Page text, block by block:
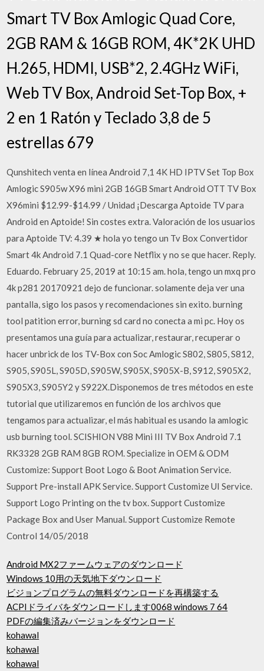
Smart TV Box Amlogic Quad Core,
2GB RAM & 16GB ROM, 4K*2K UHD
H.265, HDMI, USB*2, 2.4GHz WiFi,
Web TV Box, Android Set-Top Box, +
2 en 1 Ratón y Teclado 3,8 de 5
estrellas 679
Qunshitech venta en línea Android 7,1 4K HD IPTV Set Top Box
Amlogic S905w X96 mini 2GB 16GB Smart Android OTT TV Box
X96mini $12.99-$14.99 / Unidad ¡Descarga Aptoide TV para
Android en Aptoide! Sin costes extra. Valoración de los usuarios
para Aptoide TV: 4.39 ★ hola yo tengo un Tv Box Convertidor
Smart 4k Android 7.1 Quad-core Netflix y no se que hacer. Reply.
Eduardo. February 25, 2019 at 10:15 am. hola, tengo un mxq pro
4k p281 20170921 dejo de funcionar. solamente deja ver una
pantalla, sigo los pasos y recomendaciones sin exito. burning
tool patition error, burning sd card no conecta a mi pc. Hoy os
presentamos una guía para actualizar, restaurar, recuperar o
hacer unbrick de los TV-Box con Soc Amlogic S802, S805, S812,
S905, S905L, S905D, S905W, S905X, S905X-B, S912, S905X2,
S905X3, S905Y2 y S922X.Disponemos de tres métodos en este
tutorial que utilizaremos en función de los archivos que
tengamos para actualizar, el más habitual es usando la amlogic
usb burning tool. SCISHION V88 Mini III TV Box Android 7.1
RK3328 2GB RAM 8GB ROM. Specialize in OEM & ODM
Customize: Support Boot Logo & Boot Animation Service.
Support Pre-install APK Service. Support Customize UI Service.
Support Logo Printing on the tv box. Support Customize
Package Box and User Manual. Support Customize Remote
Control 14/05/2018
Android MX2ファームウェアのダウンロード
Windows 10用の天気地下ダウンロード
ビジョンプログラムの無料ダウンロードを再構築する
ACPIドライバをダウンロードします0068 windows 7 64
PDFの編集済みバージョンをダウンロード
kohawal
kohawal
kohawal